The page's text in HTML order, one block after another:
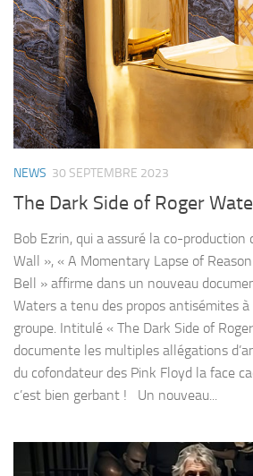
NEWS 30 SEPTEMBRE 2023
The Dark Side of Roger
Bob Ezrin, qui a assuré la co-production
Wall », « A Momentary Lapse of
Bell » affirme dans un nouveau
Waters a tenu des propos antisémites à
groupe. Intitulé « The Dark Side of
documente les multiples allégations
du cofondateur des Pink Floyd la face
c’est bien gerbant ! Un nouveau...